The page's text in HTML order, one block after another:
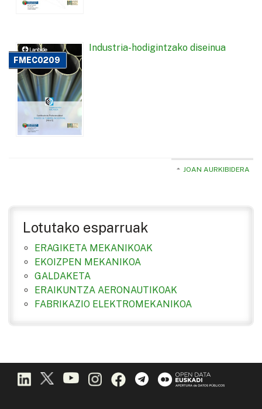
FMEC0209
Industria-hodigintzako diseinua
JOAN AURKIBIDERA
Lotutako esparruak
ERAGIKETA MEKANIKOAK
EKOIZPEN MEKANIKOA
GALDAKETA
ERAIKUNTZA AERONAUTIKOAK
FABRIKAZIO ELEKTROMEKANIKOA